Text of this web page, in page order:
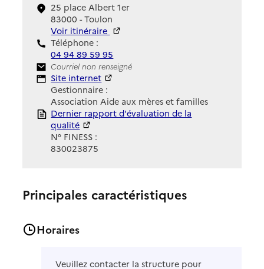
25 place Albert 1er
83000 - Toulon
Voir itinéraire
Téléphone :
04 94 89 59 95
Contact
Courriel non renseigné
Site Internet
Site internet
Gestionnaire :
Association Aide aux mères et familles
Rapport HAS
Dernier rapport d'évaluation de la
qualité
N° FINESS :
830023875
Principales caractéristiques
Horaires
Veuillez contacter la structure pour